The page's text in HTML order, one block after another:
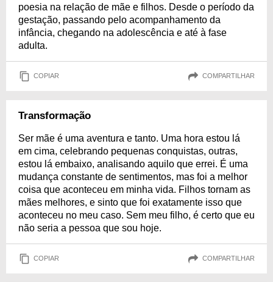
poesia na relação de mãe e filhos. Desde o período da
gestação, passando pelo acompanhamento da
infância, chegando na adolescência e até à fase
adulta.
COPIAR COMPARTILHAR
Transformação
Ser mãe é uma aventura e tanto. Uma hora estou lá
em cima, celebrando pequenas conquistas, outras,
estou lá embaixo, analisando aquilo que errei. É uma
mudança constante de sentimentos, mas foi a melhor
coisa que aconteceu em minha vida. Filhos tornam as
mães melhores, e sinto que foi exatamente isso que
aconteceu no meu caso. Sem meu filho, é certo que eu
não seria a pessoa que sou hoje.
COPIAR COMPARTILHAR